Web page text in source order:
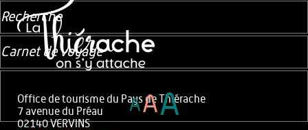
Office de tourisme du Pays de Thiérache
7 avenue du Préau
02140 VERVINS
Recherche
Carnet de voyage
AAA